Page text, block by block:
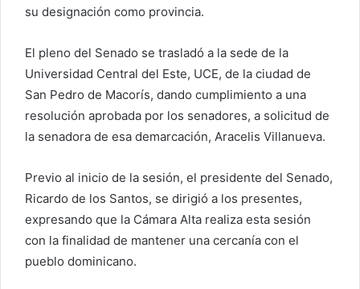
su designación como provincia.
El pleno del Senado se trasladó a la sede de la
Universidad Central del Este, UCE, de la ciudad de
San Pedro de Macorís, dando cumplimiento a una
resolución aprobada por los senadores, a solicitud de
la senadora de esa demarcación, Aracelis Villanueva.
Previo al inicio de la sesión, el presidente del Senado,
Ricardo de los Santos, se dirigió a los presentes,
expresando que la Cámara Alta realiza esta sesión
con la finalidad de mantener una cercanía con el
pueblo dominicano.